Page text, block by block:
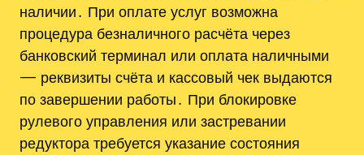
наличии․ При оплате услуг возможна
процедура безналичного расчёта через
банковский терминал или оплата наличными
— реквизиты счёта и кассовый чек выдаются
по завершении работы․ При блокировке
рулевого управления или застревании
редуктора требуется указание состояния